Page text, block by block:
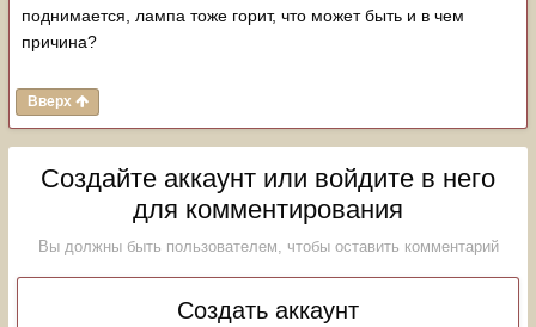
поднимается, лампа тоже горит, что может быть и в чем
причина?
Вверх
Создайте аккаунт или войдите в него
для комментирования
Вы должны быть пользователем, чтобы оставить комментарий
Создать аккаунт